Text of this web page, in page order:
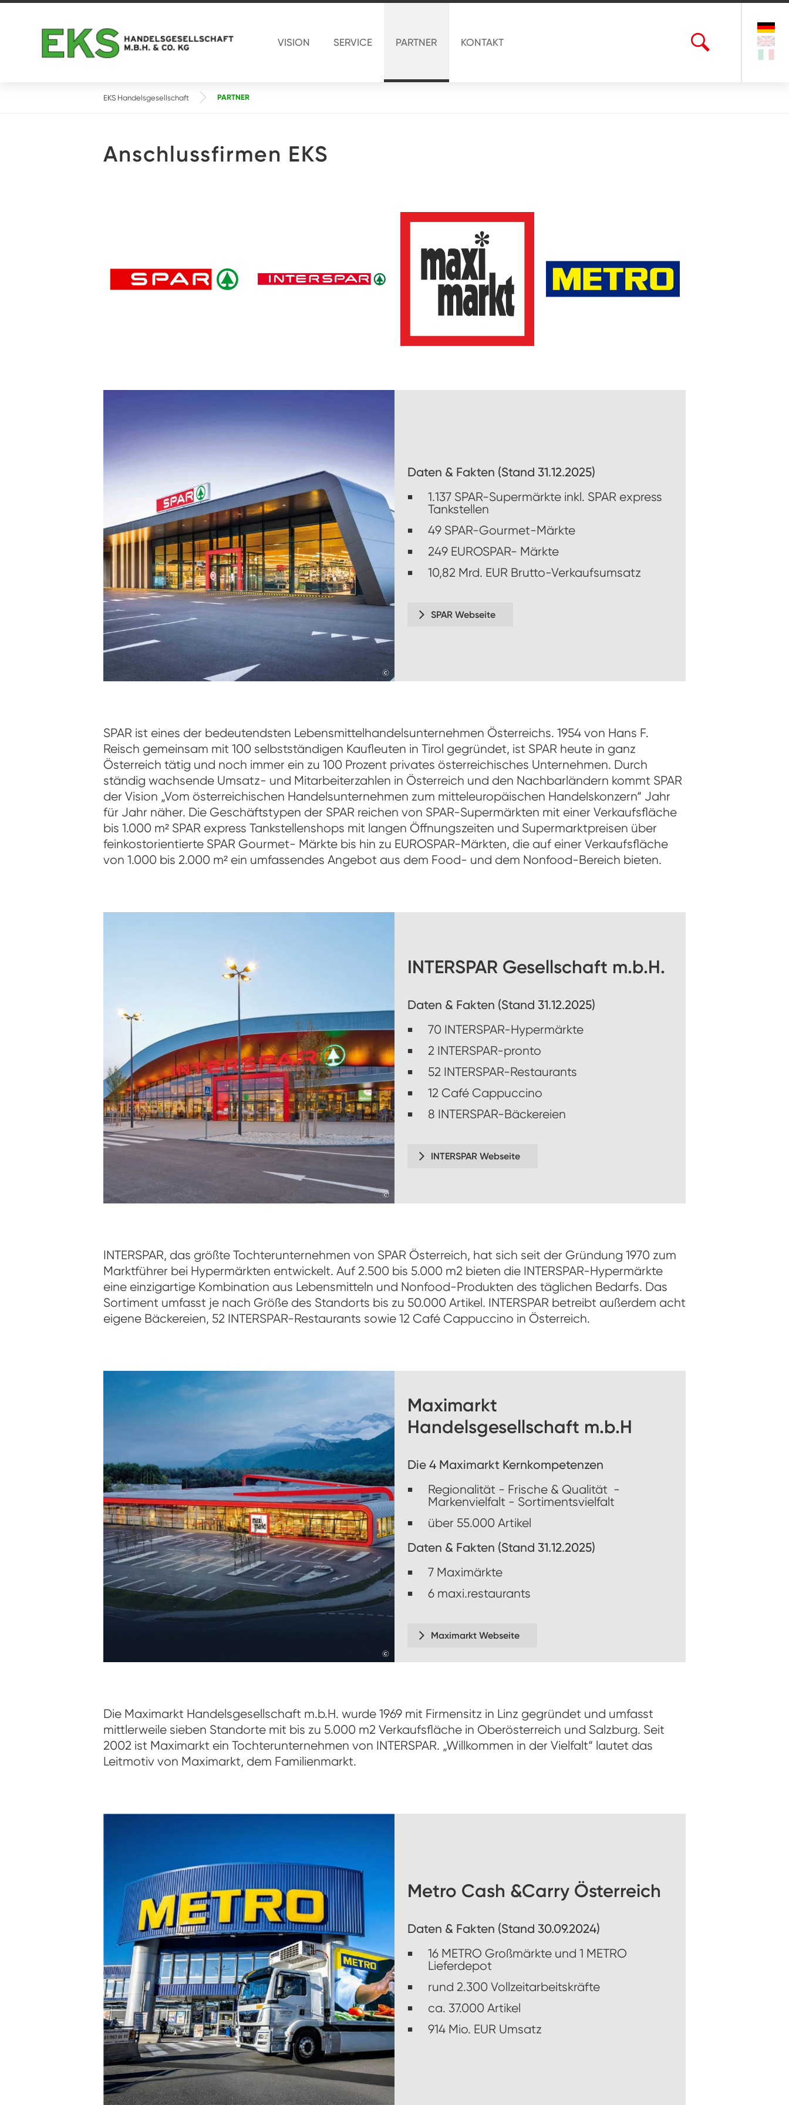
VISION SERVICE PARTNER KONTAKT
EKS Handelsgesellschaft PARTNER
Anschlussfirmen EKS
©
Daten & Fakten (Stand 31.12.2025)
1.137 SPAR-Supermärkte inkl. SPAR express
Tankstellen
49 SPAR-Gourmet-Märkte
249 EUROSPAR- Märkte
10,82 Mrd. EUR Brutto-Verkaufsumsatz
SPAR Webseite
SPAR ist eines der bedeutendsten Lebensmittelhandelsunternehmen Österreichs. 1954 von Hans F.
Reisch gemeinsam mit 100 selbstständigen Kaufleuten in Tirol gegründet, ist SPAR heute in ganz
Österreich tätig und noch immer ein zu 100 Prozent privates österreichisches Unternehmen. Durch
ständig wachsende Umsatz- und Mitarbeiterzahlen in Österreich und den Nachbarländern kommt SPAR
der Vision „Vom österreichischen Handelsunternehmen zum mitteleuropäischen Handelskonzern“ Jahr
für Jahr näher. Die Geschäftstypen der SPAR reichen von SPAR-Supermärkten mit einer Verkaufsfläche
bis 1.000 m² SPAR express Tankstellenshops mit langen Öffnungszeiten und Supermarktpreisen über
feinkostorientierte SPAR Gourmet- Märkte bis hin zu EUROSPAR-Märkten, die auf einer Verkaufsfläche
von 1.000 bis 2.000 m² ein umfassendes Angebot aus dem Food- und dem Nonfood-Bereich bieten.
©
INTERSPAR Gesellschaft m.b.H.
Daten & Fakten (Stand 31.12.2025)
70 INTERSPAR-Hypermärkte
2 INTERSPAR-pronto
52 INTERSPAR-Restaurants
12 Café Cappuccino
8 INTERSPAR-Bäckereien
INTERSPAR Webseite
INTERSPAR, das größte Tochterunternehmen von SPAR Österreich, hat sich seit der Gründung 1970 zum
Marktführer bei Hypermärkten entwickelt. Auf 2.500 bis 5.000 m2 bieten die INTERSPAR-Hypermärkte
eine einzigartige Kombination aus Lebensmitteln und Nonfood-Produkten des täglichen Bedarfs. Das
Sortiment umfasst je nach Größe des Standorts bis zu 50.000 Artikel. INTERSPAR betreibt außerdem acht
eigene Bäckereien, 52 INTERSPAR-Restaurants sowie 12 Café Cappuccino in Österreich.
©
Maximarkt
Handelsgesellschaft m.b.H
Die 4 Maximarkt Kernkompetenzen
Regionalität - Frische & Qualität -
Markenvielfalt - Sortimentsvielfalt
über 55.000 Artikel
Daten & Fakten (Stand 31.12.2025)
7 Maximärkte
6 maxi.restaurants
Maximarkt Webseite
Die Maximarkt Handelsgesellschaft m.b.H. wurde 1969 mit Firmensitz in Linz gegründet und umfasst
mittlerweile sieben Standorte mit bis zu 5.000 m2 Verkaufsfläche in Oberösterreich und Salzburg. Seit
2002 ist Maximarkt ein Tochterunternehmen von INTERSPAR. „Willkommen in der Vielfalt“ lautet das
Leitmotiv von Maximarkt, dem Familienmarkt.
Metro Cash &Carry Österreich
Daten & Fakten (Stand 30.09.2024)
16 METRO Großmärkte und 1 METRO
Lieferdepot
rund 2.300 Vollzeitarbeitskräfte
ca. 37.000 Artikel
914 Mio. EUR Umsatz